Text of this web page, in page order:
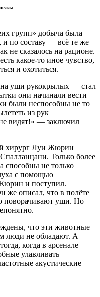
групп» добыча была
по составу — всё те же
не сказалось на рационе.
какое-то иное чувство,
и охотиться.
на уши рукокрылых — стал
они начинали вести
были неспособны не то
из рук
видят!» — заключил
хирург Луи Жюрин
Только более
способны не только
с помощью
и поступил.
же описал, что в полёте
поворачивают уши. Но
что эти животные
люди не обладают. А
когда в арсенале
улавливать
акустические